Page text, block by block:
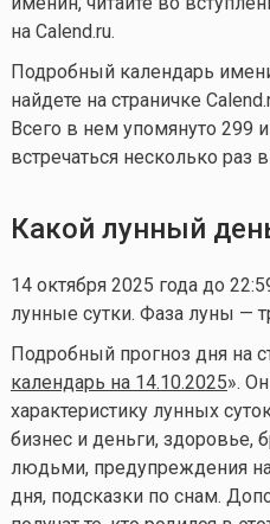
на Calend.ru.
Подробный календарь
найдете на страничке
Всего в нем упомянуто 299
встречаться несколько раз
Какой лунный
14 октября 2025 года до
лунные сутки. Фаза луны —
Подробный прогноз дня на
календарь на 14.10.2025».
характеристику лунных
бизнес и деньги, здоровье,
людьми, предупреждения
дня, подсказки по снам.